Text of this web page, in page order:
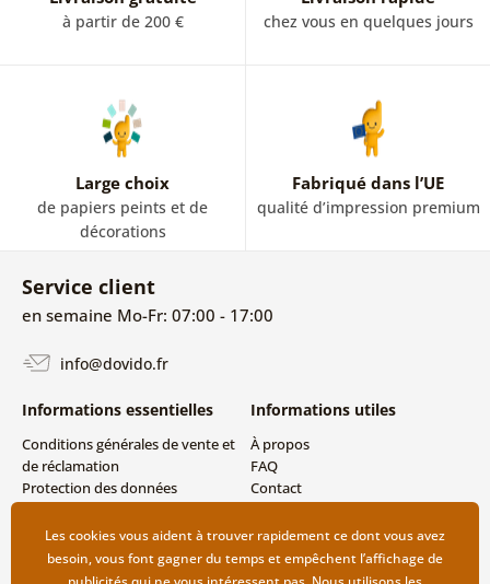
à partir de 200 € chez vous en quelques jours
Large choix
de papiers peints et de
décorations
Fabriqué dans l’UE
qualité d’impression premium
Service client
en semaine Mo-Fr: 07:00 - 17:00
info@dovido.fr
Informations essentielles
Conditions générales de vente et
de réclamation
Protection des données
Modes de livraison et de
paiement
Retour des produits
Informations utiles
À propos
FAQ
Contact
Les cookies vous aident à trouver rapidement ce dont vous avez
besoin, vous font gagner du temps et empêchent l’affichage de